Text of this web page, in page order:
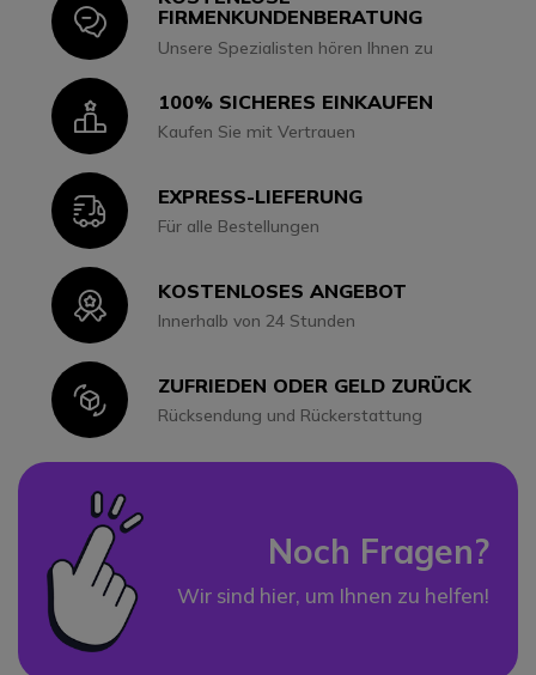
IconFIRMENKUNDENBERATUNG
Unsere Spezialisten hören Ihnen zu
Icon100% SICHERES EINKAUFEN
Kaufen Sie mit Vertrauen
IconEXPRESS-LIEFERUNG
Für alle Bestellungen
IconKOSTENLOSES ANGEBOT
Innerhalb von 24 Stunden
IconZUFRIEDEN ODER GELD ZURÜCK
Rücksendung und Rückerstattung
Noch Fragen?
Wir sind hier, um Ihnen zu helfen!